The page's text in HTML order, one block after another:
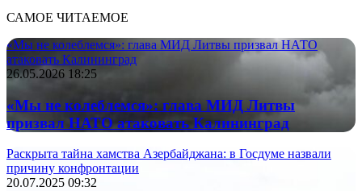
САМОЕ ЧИТАЕМОЕ
«Мы не колеблемся»: глава МИД Литвы призвал НАТО
атаковать Калининград
26.05.2026 18:25
«Мы не колеблемся»: глава МИД Литвы
призвал НАТО атаковать Калининград
Раскрыта тайна хамства Азербайджана: в Госдуме назвали
причину конфронтации
20.07.2025 09:32